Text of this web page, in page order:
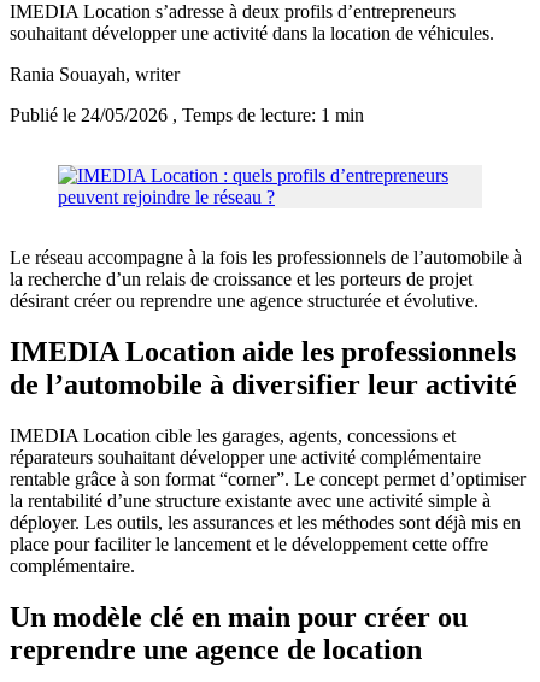
IMEDIA Location s’adresse à deux profils d’entrepreneurs
souhaitant développer une activité dans la location de véhicules.
Rania Souayah, writer
Publié le 24/05/2026 , Temps de lecture: 1 min
Le réseau accompagne à la fois les professionnels de l’automobile à
la recherche d’un relais de croissance et les porteurs de projet
désirant créer ou reprendre une agence structurée et évolutive.
IMEDIA Location aide les professionnels
de l’automobile à diversifier leur activité
IMEDIA Location cible les garages, agents, concessions et
réparateurs souhaitant développer une activité complémentaire
rentable grâce à son format “corner”. Le concept permet d’optimiser
la rentabilité d’une structure existante avec une activité simple à
déployer. Les outils, les assurances et les méthodes sont déjà mis en
place pour faciliter le lancement et le développement cette offre
complémentaire.
Un modèle clé en main pour créer ou
reprendre une agence de location